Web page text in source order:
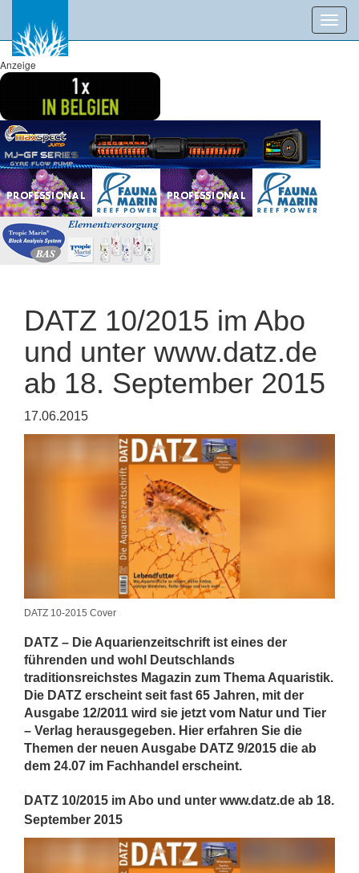
Anzeige
DATZ 10/2015 im Abo
und unter www.datz.de
ab 18. September 2015
17.06.2015
DATZ 10-2015 Cover
DATZ – Die Aquarienzeitschrift ist eines der
führenden und wohl Deutschlands
traditionsreichstes Magazin zum Thema Aquaristik.
Die DATZ erscheint seit fast 65 Jahren, mit der
Ausgabe 12/2011 wird sie jetzt vom Natur und Tier
– Verlag herausgegeben. Hier erfahren Sie die
Themen der neuen Ausgabe DATZ 9/2015 die ab
dem 24.07 im Fachhandel erscheint.
DATZ 10/2015 im Abo und unter www.datz.de ab 18.
September 2015